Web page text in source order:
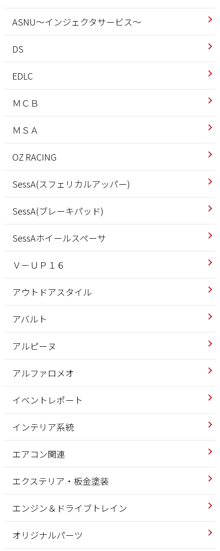
ASNU～インジェクタサービス～
DS
EDLC
ＭＣＢ
ＭＳＡ
OZ RACING
SessA(スフェリカルアッパー)
SessA(ブレーキパッド)
SessAホイールスペーサ
Ｖ－ＵＰ１６
アウトドアスタイル
アバルト
アルピーヌ
アルファロメオ
イベントレポート
インテリア系統
エアコン関連
エクステリア・板金塗装
エンジン＆ドライブトレイン
オリジナルパーツ